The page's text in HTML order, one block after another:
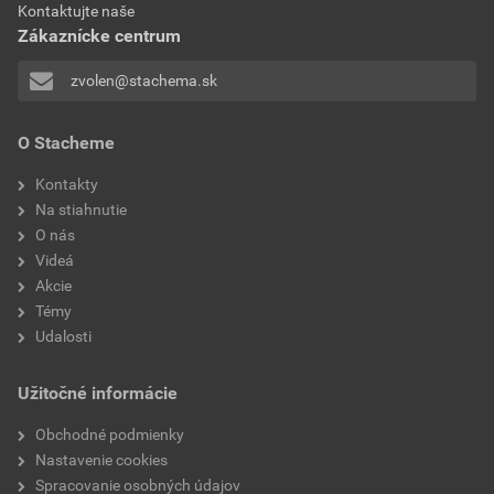
Veľkosť
0,20 MB
Technický list
Veľkosť
O Stacheme
Kontakty
Na stiahnutie
O nás
Videá
Akcie
Témy
Udalosti
Užitočné informácie
Obchodné podmienky
Nastavenie cookies
Spracovanie osobných údajov
Kontaktujte naše
Zákaznícke centrum
zvolen@stachema.sk